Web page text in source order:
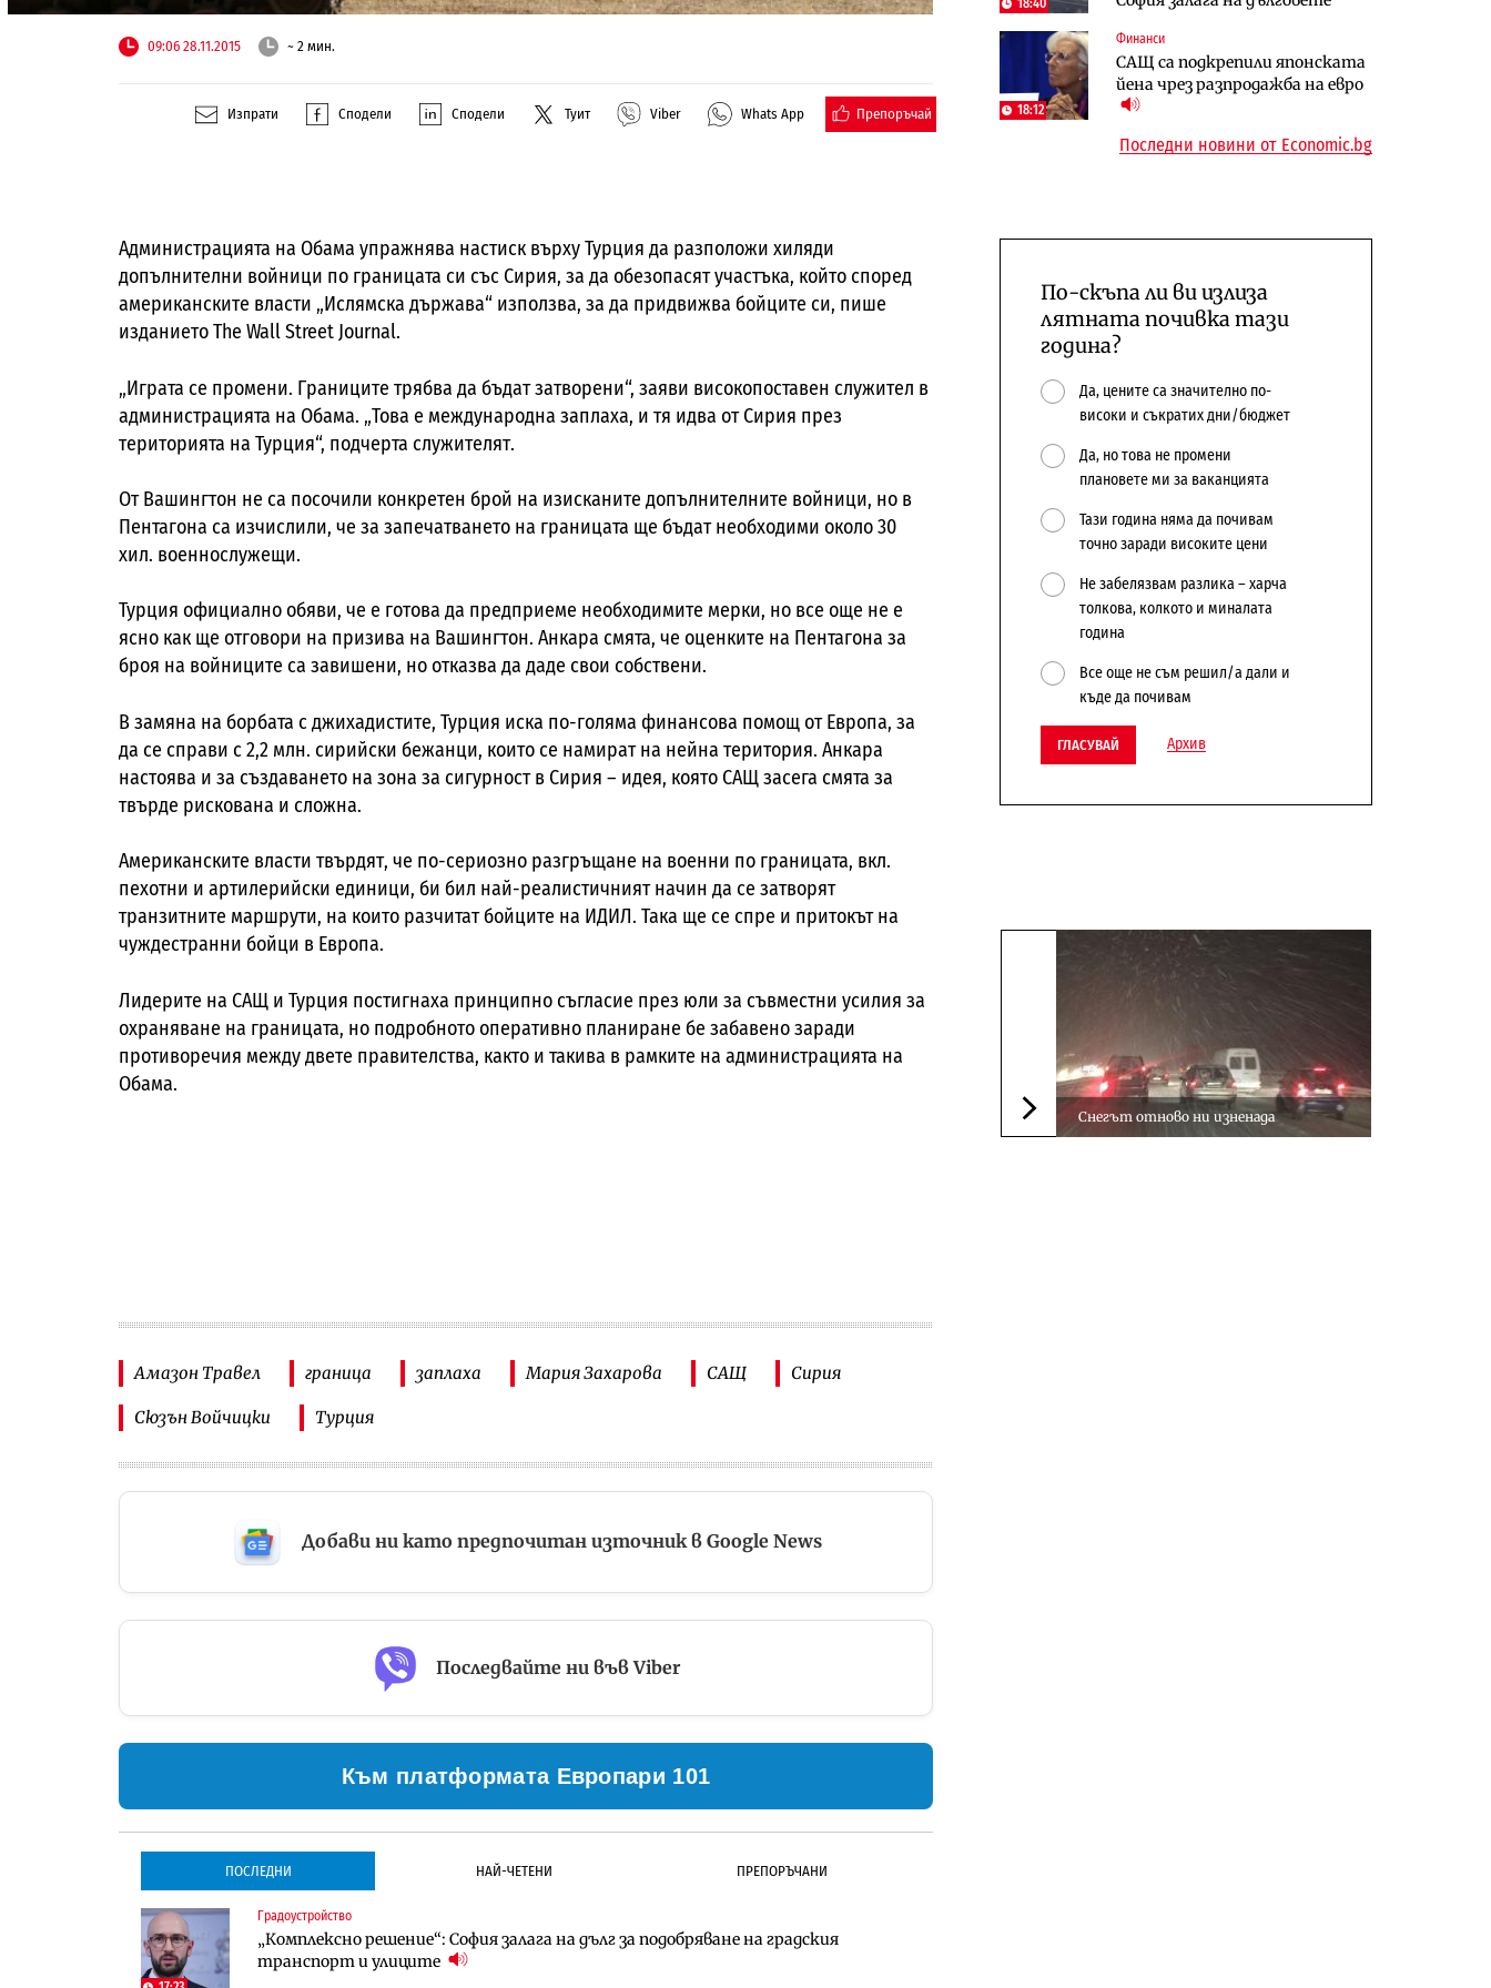
09:06 28.11.2015 ~ 2 мин.
Изпрати Сподели Сподели Туит Viber Whats App Препоръчай
Администрацията на Обама упражнява настиск върху Турция да разположи хиляди
допълнителни войници по границата си със Сирия, за да обезопасят участъка, който според
американските власти „Ислямска държава“ използва, за да придвижва бойците си, пише
изданието The Wall Street Journal.
„Играта се промени. Границите трябва да бъдат затворени“, заяви високопоставен служител в
администрацията на Обама. „Това е международна заплаха, и тя идва от Сирия през
територията на Турция“, подчерта служителят.
От Вашингтон не са посочили конкретен брой на изисканите допълнителните войници, но в
Пентагона са изчислили, че за запечатването на границата ще бъдат необходими около 30
хил. военнослужещи.
Турция официално обяви, че е готова да предприеме необходимите мерки, но все още не е
ясно как ще отговори на призива на Вашингтон. Анкара смята, че оценките на Пентагона за
броя на войниците са завишени, но отказва да даде свои собствени.
В замяна на борбата с джихадистите, Турция иска по-голяма финансова помощ от Европа, за
да се справи с 2,2 млн. сирийски бежанци, които се намират на нейна територия. Анкара
настоява и за създаването на зона за сигурност в Сирия – идея, която САЩ засега смята за
твърде рискована и сложна.
Американските власти твърдят, че по-сериозно разгръщане на военни по границата, вкл.
пехотни и артилерийски единици, би бил най-реалистичният начин да се затворят
транзитните маршрути, на които разчитат бойците на ИДИЛ. Така ще се спре и притокът на
чуждестранни бойци в Европа.
Лидерите на САЩ и Турция постигнаха принципно съгласие през юли за съвместни усилия за
охраняване на границата, но подробното оперативно планиране бе забавено заради
противоречия между двете правителства, както и такива в рамките на администрацията на
Обама.
Амазон Травел граница заплаха Мария Захарова САЩ Сирия
Сюзън Войчицки Турция
Добави ни като предпочитан източник в Google News
Последвайте ни във Viber
Към платформата Европари 101
ПОСЛЕДНИ НАЙ-ЧЕТЕНИ ПРЕПОРЪЧАНИ
Градоустройство
„Комплексно решение“: София залага на дълг за подобряване на градския
транспорт и улиците
Градоустройство
Столична община избра изпълнител за преместването на трамвайното
трасе по бул. „Скобелев“
Инфраструктура
Проектирането на тунела под Петрохан ще върви паралелно с екологичните
оценки
18:12
Финанси
САЩ са подкрепили японската
йена чрез разпродажба на евро
Digi&AI
Трафикът толкова е намалял,
че големи медии обмислят да се
Компании
„Ендуросат“ ще строи огромен
космически и отбранителен
Последни новини от Economic.bg
По-скъпа ли ви излиза
лятната почивка тази
година?
Да, цените са значително по-
високи и съкратих дни/бюджет
Да, но това не промени
плановете ми за ваканцията
Тази година няма да почивам
точно заради високите цени
Не забелязвам разлика – харча
толкова, колкото и миналата
година
Все още не съм решил/а дали и
къде да почивам
ГЛАСУВАЙ Архив
Следваща новина
Снегът отново ни изненада